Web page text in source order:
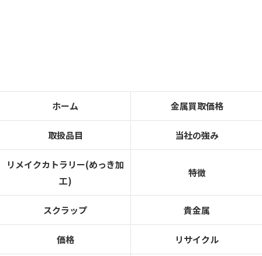
ホーム 金属買取価格
取扱品目 当社の強み
リメイクカトラリー(めっき加
工)
特徴
スクラップ 貴金属
価格 リサイクル